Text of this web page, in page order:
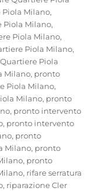
Piola Milano,
Piola Milano,
Piola Milano,
Piola Milano,
Piola
Milano, pronto
Piola Milano,
Milano, pronto
, pronto intervento
, pronto intervento
, pronto
Milano, pronto
, pronto
, rifare serratura
, riparazione Cler